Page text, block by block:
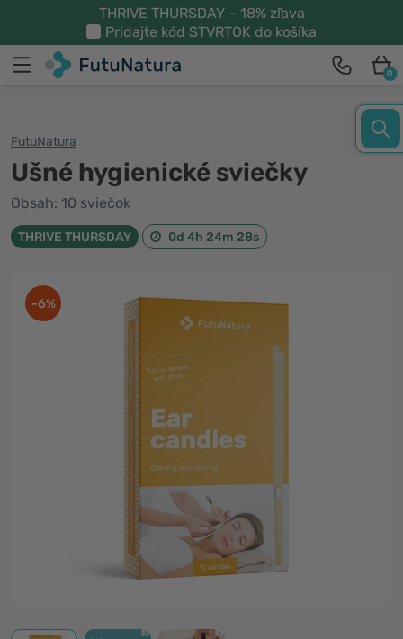
THRIVE THURSDAY – 18% zľava
Pridajte kód STVRTOK do košíka
0
FutuNatura
Ušné hygienické sviečky
Obsah: 10 sviečok
THRIVE THURSDAY 0d 4h 24m 27s
-6%